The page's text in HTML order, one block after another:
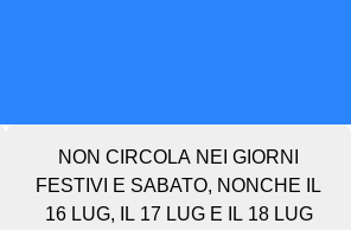
NON CIRCOLA NEI GIORNI
FESTIVI E SABATO, NONCHE IL
16 LUG, IL 17 LUG E IL 18 LUG